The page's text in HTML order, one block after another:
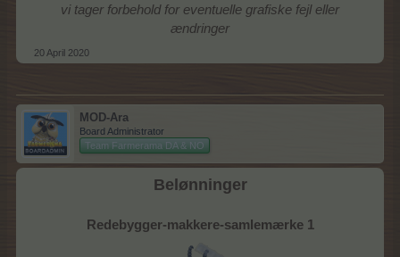
vi tager forbehold for eventuelle grafiske fejl eller
ændringer
20 April 2020
MOD-Ara
Board Administrator
Team Farmerama DA & NO
Belønninger
Redebygger-makkere-samlemærke 1